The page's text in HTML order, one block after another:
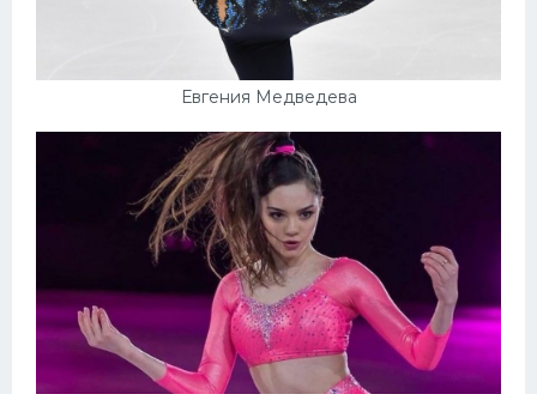
Евгения Медведева